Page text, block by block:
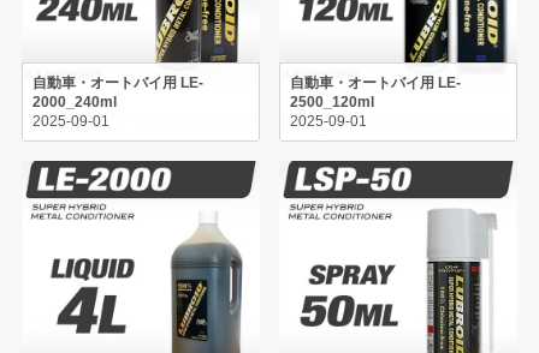
自動車・オートバイ用 LE-
2000_240ml
2025-09-01
自動車・オートバイ用 LE-
2500_120ml
2025-09-01